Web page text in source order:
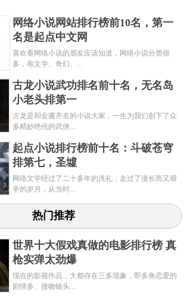
名的网络作家了，其代表作《诛
名，现在提起网络玄幻小说都不得
呢。所以萧鼎在玄幻小说作者排行榜
大佬了。
作者
1 2 3 下一页
网络小说网站排行榜前10名，第一
名是起点中文网
喜欢看网络小说的朋友应该知道，网络小说分类很
多，有文学、奇幻、...
古龙小说武功排名前十名，无名岛
小老头排第一
古龙是和金庸齐名的小说大家，一生为我们创下了众
多精妙绝伦的武侠...
起点小说排行榜前十名：斗破苍穹
排第七，圣墟
网络文学经过了二十多年的洗礼，走过了漫长而又艰
辛的岁月，从当时...
热门推荐
世界十大假戏真做的电影排行榜 真
枪实弹太劲爆
现在的影视作品，大都存在三多现象，即多角恋爱的
剧情多、接吻镜头...